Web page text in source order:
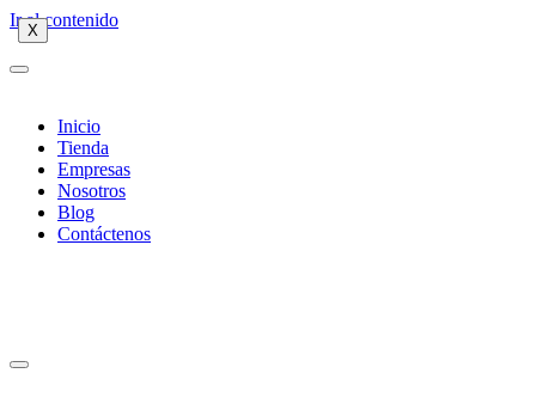
Ir al contenido
Inicio
Tienda
Empresas
Nosotros
Blog
Contáctenos
X
X
X